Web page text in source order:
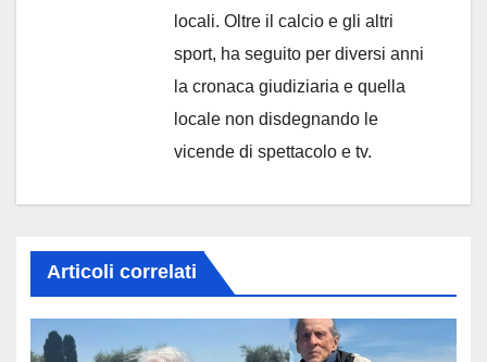
locali. Oltre il calcio e gli altri
sport, ha seguito per diversi anni
la cronaca giudiziaria e quella
locale non disdegnando le
vicende di spettacolo e tv.
Articoli correlati